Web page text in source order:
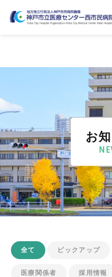
お
全て ピックアップ
医療関係者 採用情報